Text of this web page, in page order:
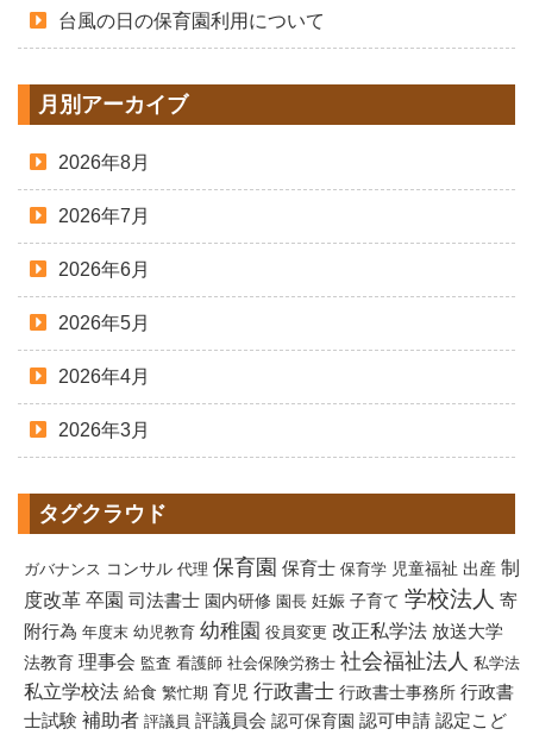
台風の日の保育園利用について
月別アーカイブ
2026年8月
2026年7月
2026年6月
2026年5月
2026年4月
2026年3月
タグクラウド
ガバナンス コンサル 代理 保育園 保育士 保育学 児童福祉 出産 制
度改革 卒園 司法書士 園内研修 園長 妊娠 子育て 学校法人 寄
附行為 年度末 幼児教育 幼稚園 役員変更 改正私学法 放送大学
法教育 理事会 監査 看護師 社会保険労務士 社会福祉法人 私学法
私立学校法 給食 繁忙期 育児 行政書士 行政書士事務所 行政書
士試験 補助者 評議員 評議員会 認可保育園 認可申請 認定こど